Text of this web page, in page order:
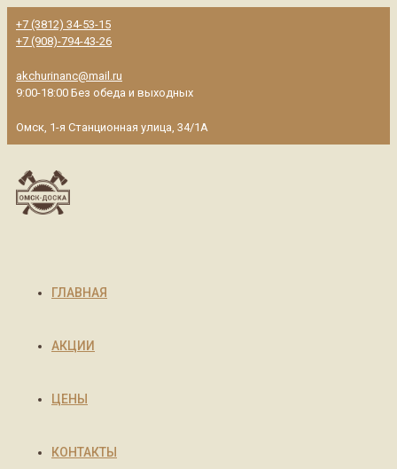
+7 (3812) 34-53-15
+7 (908)-794-43-26
akchurinanc@mail.ru
9:00-18:00 Без обеда и выходных
Омск, 1-я Станционная улица, 34/1А
ГЛАВНАЯ
АКЦИИ
ЦЕНЫ
КОНТАКТЫ